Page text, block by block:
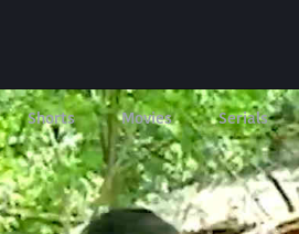
Shorts Movies Serials